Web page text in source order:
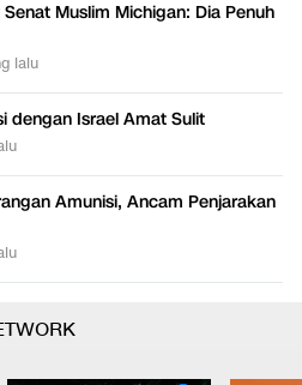
Muslim Michigan: Dia Penuh
lalu
dengan Israel Amat Sulit
Amunisi, Ancam Penjarakan